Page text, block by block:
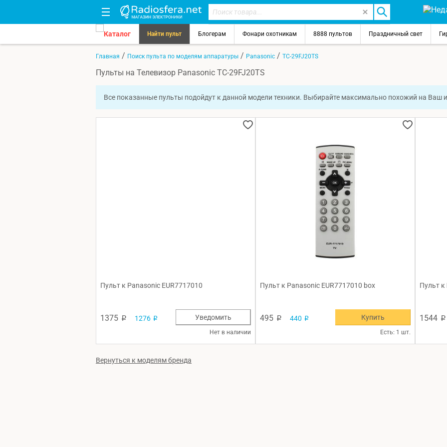
Каталог Найти пульт Блогерам Фонари охотникам 8888 пультов Праздничный свет
Главная / Поиск пульта по моделям аппаратуры / Panasonic / TC-29FJ20TS
Пульты на Телевизор Panasonic TC-29FJ20TS
Все показанные пульты подойдут к данной модели техники. Выбирайте максимально похожий на Ваш
Пульт к Panasonic EUR7717010
1375 p 1276 p
Нет в наличии
Уведомить
Пульт к Panasonic EUR7717010 box
495 p 440 p
Есть: 1 шт.
Купить
Пульт к
1544 p
Вернуться к моделям бренда